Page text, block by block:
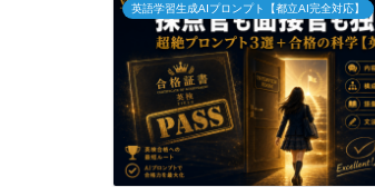
英語学習生成AIプロンプト【都立AI完全対応】